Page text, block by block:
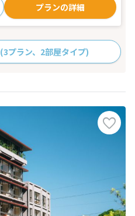
プランの詳細
(3プラン、2部屋タイプ)